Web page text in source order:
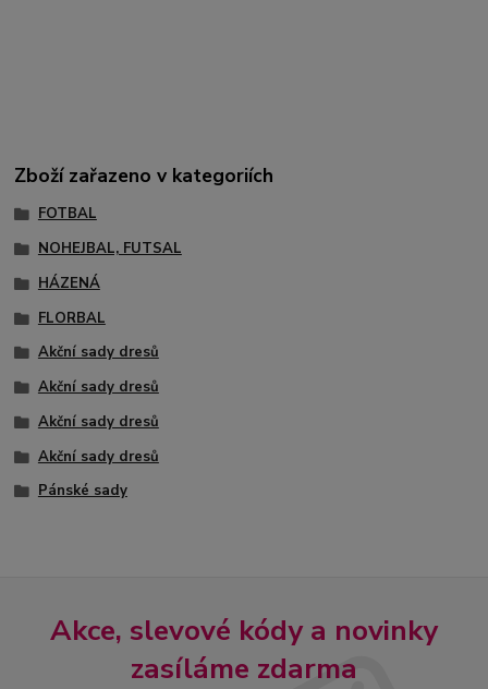
Zboží zařazeno v kategoriích
FOTBAL
NOHEJBAL, FUTSAL
HÁZENÁ
FLORBAL
Akční sady dresů
Akční sady dresů
Akční sady dresů
Akční sady dresů
Pánské sady
Akce, slevové kódy a novinky
zasíláme zdarma